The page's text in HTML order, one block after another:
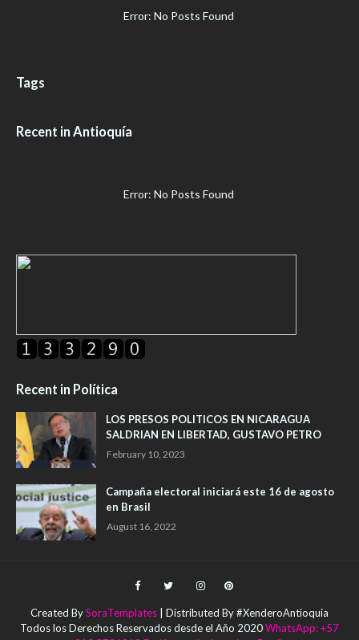
Error: No Posts Found
Tags
Recent in Antioquía
Error: No Posts Found
Recent in Política
LOS PRESOS POLITICOS EN NICARAGUA
SALDRIAN EN LIBERTAD, GUSTAVO PETRO
February 10, 2023
Campaña electoral iniciará este 16 de agosto
en Brasil
August 16, 2022
Created BySoraTemplates | Distributed By #XenderoAntioquia
Todos los Derechos Reservados desde el Año 2020WhatsApp: +57